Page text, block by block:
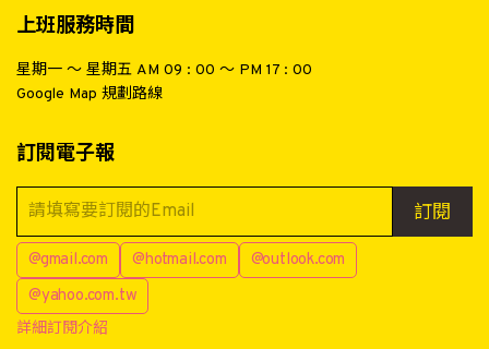
上班服務時間
星期一 ～ 星期五 AM 09 : 00 ～ PM 17 : 00
Google Map 規劃路線
訂閱電子報
訂閱
@gmail.com @hotmail.com
@outlook.com
@yahoo.com.tw
詳細訂閱介紹